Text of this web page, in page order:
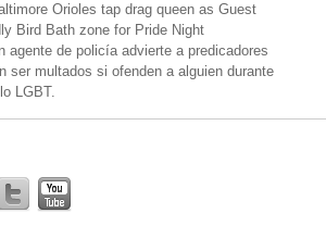
Orioles tap drag queen as Guest
Bird Bath zone for Pride Night
agente de policía advierte a predicadores
ser multados si ofenden a alguien durante
LGBT.